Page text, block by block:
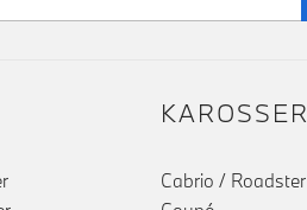
Cabrio / Roadster